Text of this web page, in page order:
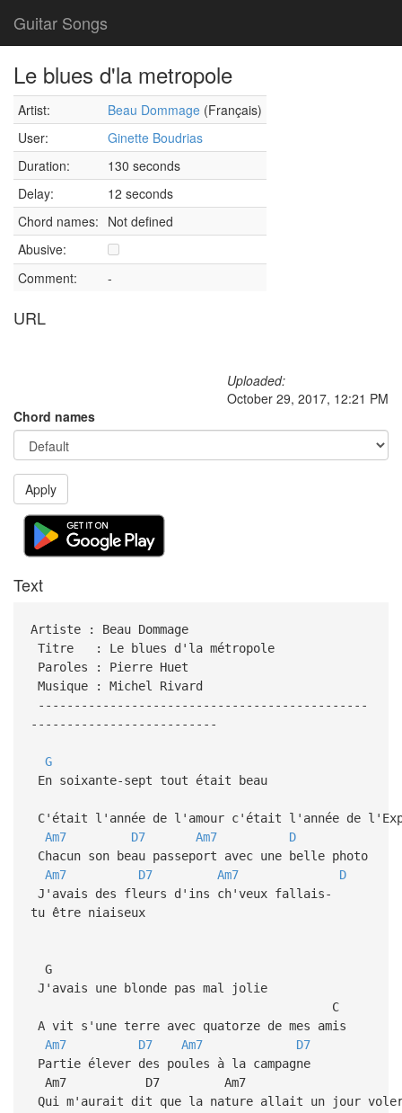
Guitar Songs
Le blues d'la metropole
Artist: Beau Dommage (Français)
User:
Ginette Boudrias
Duration:
130 seconds
Delay:
12 seconds
Chord names: Not defined
Abusive:
Comment:
-
URL
Uploaded:
October 29, 2017, 12:21 PM
Chord names
Apply
Text
Artiste : Beau Dommage
Titre : Le blues d'la métropole
Paroles : Pierre Huet
Musique : Michel Rivard
----------------------------------------------
--------------------------
G
En soixante-sept tout était beau
C'était l'année de l'amour c'était l'année de
Am7
D7 Am7
D
Chacun son beau passeport avec une belle photo
Am7
D7 Am7
D
J'avais des fleurs d'ins ch'veux fallais-
tu être niaiseux
G
J'avais une blonde pas mal jolie
C
A vit s'une terre avec quatorze de mes amis
Am7
D7 Am7
D7
Partie élever des poules à la campagne
Am7 D7 Am7
Qui m'aurait dit que la nature allait un jour voler